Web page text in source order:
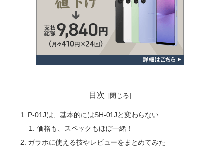
目次
P-01Jは、基本的にはSH-01Jと変わらない
価格も、スペックもほぼ一緒！
ガラホに使える技やレビューをまとめてみた